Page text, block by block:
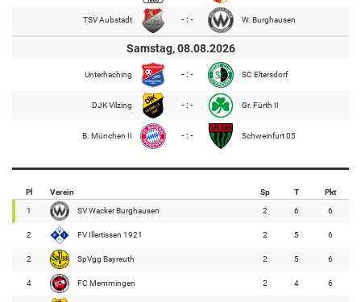
TSV Aubstadt - : - W. Burghausen
Samstag, 08.08.2026
Unterhaching - : - SC Eltersdorf
DJK Vilzing - : - Gr. Fürth II
B. München II - : - Schweinfurt 05
Pl Verein Sp T Pkt
1 SV Wacker Burghausen 2 6 6
2 FV Illertissen 1921 2 5 6
2 SpVgg Bayreuth 2 5 6
4 FC Memmingen 2 4 6